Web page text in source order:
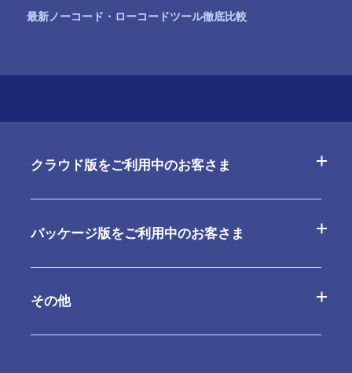
最新ノーコード・ローコードツール徹底比較
クラウド版をご利用中のお客さま
よくあるご質問
ご利用内容の変更
パッケージ版をご利用中のお客さま
よくあるご質問
その他